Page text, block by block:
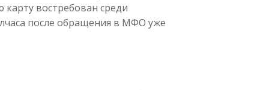
карту востребован среди
после обращения в МФО уже